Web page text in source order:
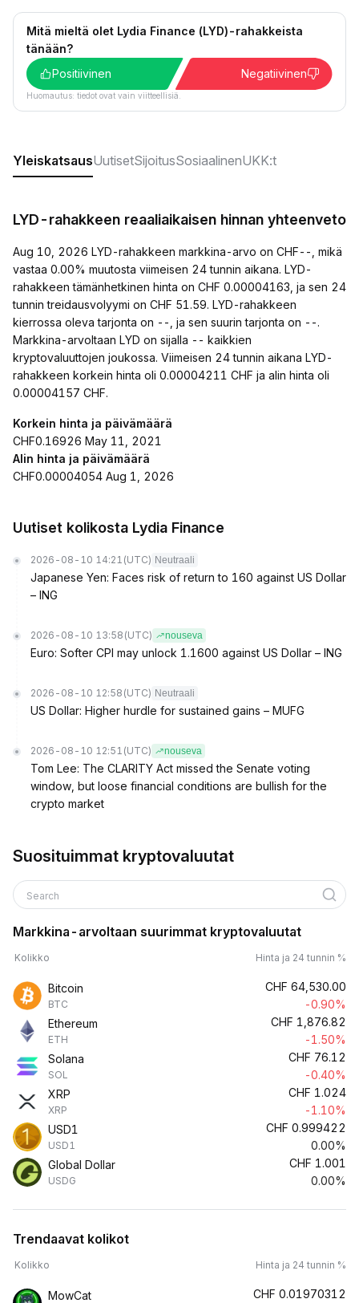
Mitä mieltä olet Lydia Finance (LYD)-rahakkeista
tänään?
Positiivinen
Negatiivinen
Huomautus: tiedot ovat vain viitteellisiä.
YleiskatsausUutisetSijoitusSosiaalinenUKK:t
LYD-rahakkeen reaaliaikaisen hinnan yhteenveto
Aug 10, 2026 LYD-rahakkeen markkina-arvo on CHF--, mikä
vastaa 0.00% muutosta viimeisen 24 tunnin aikana. LYD-
rahakkeen tämänhetkinen hinta on CHF 0.00004163, ja sen 24
tunnin treidausvolyymi on CHF 51.59. LYD-rahakkeen
kierrossa oleva tarjonta on --, ja sen suurin tarjonta on --.
Markkina-arvoltaan LYD on sijalla -- kaikkien
kryptovaluuttojen joukossa. Viimeisen 24 tunnin aikana LYD-
rahakkeen korkein hinta oli 0.00004211 CHF ja alin hinta oli
0.00004157 CHF.
Korkein hinta ja päivämäärä
CHF0.16926 May 11, 2021
Alin hinta ja päivämäärä
CHF0.00004054 Aug 1, 2026
Uutiset kolikosta Lydia Finance
2026-08-10 14:21 (UTC) Neutraali
Japanese Yen: Faces risk of return to 160 against US Dollar
– ING
2026-08-10 13:58 (UTC) nouseva
Euro: Softer CPI may unlock 1.1600 against US Dollar – ING
2026-08-10 12:58 (UTC) Neutraali
US Dollar: Higher hurdle for sustained gains – MUFG
2026-08-10 12:51 (UTC) nouseva
Tom Lee: The CLARITY Act missed the Senate voting
window, but loose financial conditions are bullish for the
crypto market
Suosituimmat kryptovaluutat
Search
Markkina-arvoltaan suurimmat kryptovaluutat
Kolikko Hinta ja 24 tunnin %
Bitcoin
BTC
CHF 64,530.00
-0.90%
Ethereum
ETH
CHF 1,876.82
-1.50%
Solana
SOL
CHF 76.12
-0.40%
XRP
XRP
CHF 1.024
-1.10%
USD1
USD1
CHF 0.999422
0.00%
Global Dollar
USDG
CHF 1.001
0.00%
Trendaavat kolikot
Kolikko Hinta ja 24 tunnin %
MowCat CHF 0.01970312